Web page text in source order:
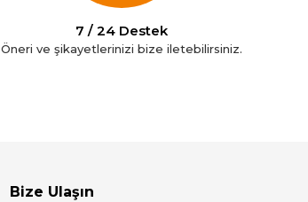
7 / 24 Destek
Öneri ve şikayetlerinizi bize iletebilirsiniz.
Bize Ulaşın